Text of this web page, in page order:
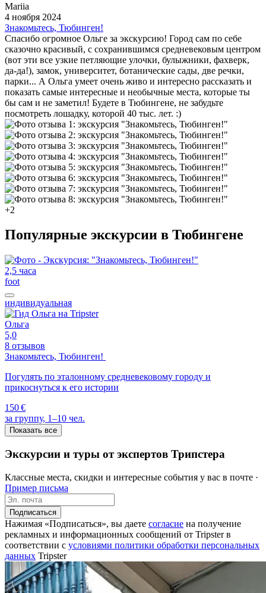
Mariia
4 ноября 2024
Знакомьтесь, Тюбинген!
Спасибо огромное Ольге за экскурсию! Город сам по себе
сказочно красивый, с сохранившимся средневековым центром
(вот эти все узкие петляющие улочки, булыжники, фахверк,
да-да!), замок, университет, ботанические сады, две речки,
парки... А Ольга умеет очень живо и интересно рассказать и
показать самые интересные и необычные места, которые ты
бы сам и не заметил! Будете в Тюбингене, не забудьте
посмотреть лошадку, которой 40 тыс. лет. :)
+2
Популярные экскурсии в Тюбингене
2,5 часа
foot
индивидуальная
Ольга
5,0
8 отзывов
Знакомьтесь, Тюбинген!
Погулять по эталонному средневековому городу и
прикоснуться к его истории
150 €
за группу, 1–10 чел.
Показать все
Экскурсии и туры от экспертов Трипстера
Классные места, скидки и интересные события у вас в почте ·
Пример письма
Подписаться
Нажимая «Подписаться», вы даете согласие на получение
рекламных и информационных сообщений от Tripster в
соответствии c условиями политики обработки персональных
данных Tripster